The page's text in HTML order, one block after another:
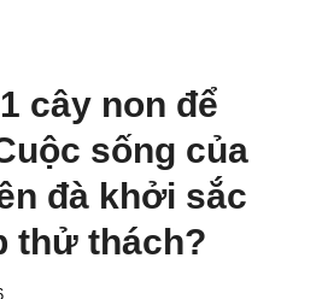
cây non để
sống của
đà khởi sắc
thử thách?